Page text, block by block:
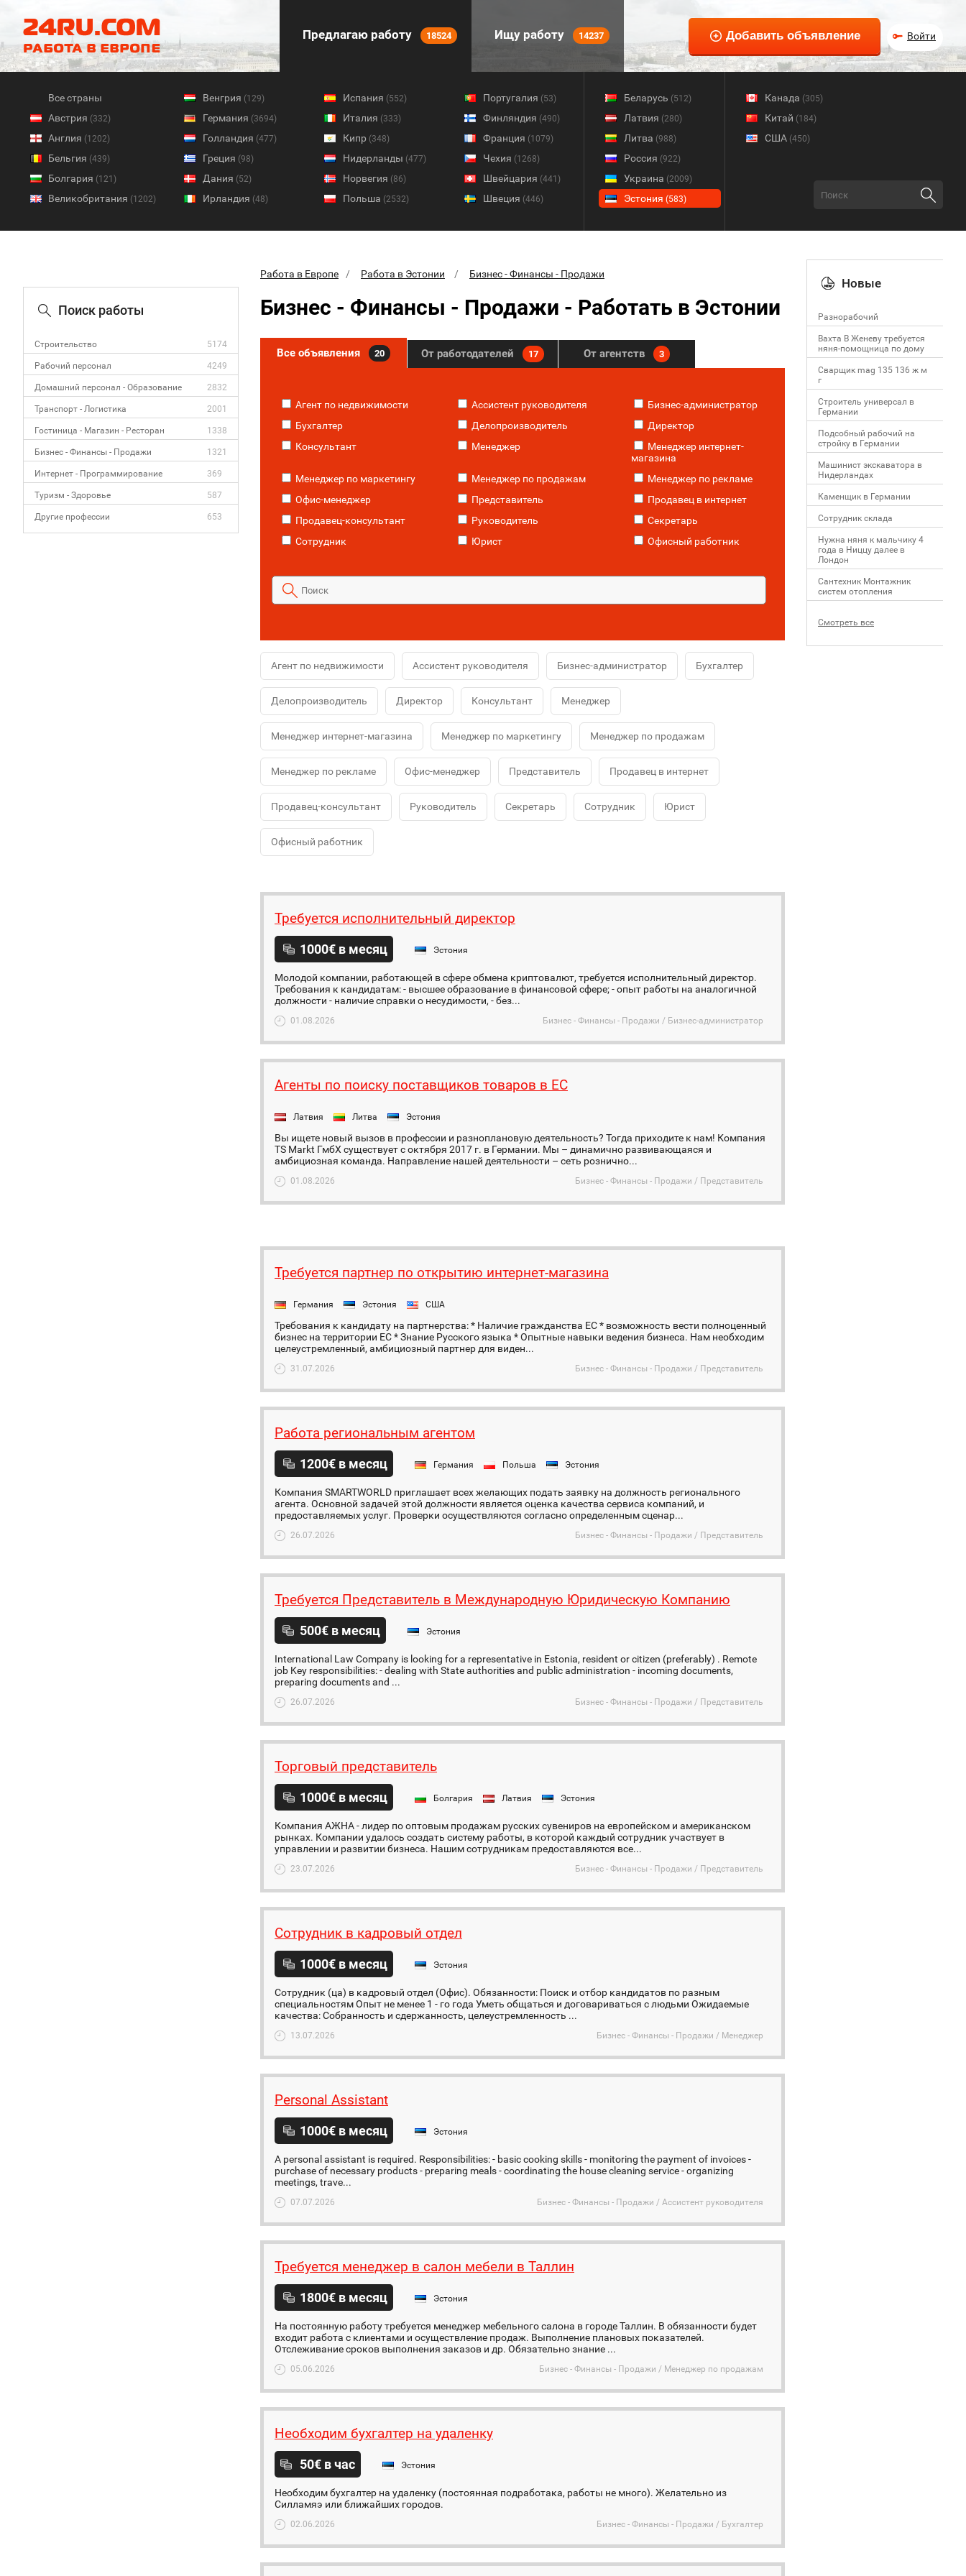
Предлагаю работу 18524 Ищу работу 14237 Войти
Все страны
Австрия (332)
Англия (1202)
Бельгия (439)
Болгария (121)
Великобритания (1202)
Венгрия (129)
Германия (3694)
Голландия (477)
Греция (98)
Дания (52)
Ирландия (48)
Испания (552)
Италия (333)
Кипр (348)
Нидерланды (477)
Норвегия (86)
Польша (2532)
Португалия (53)
Финляндия (490)
Франция (1079)
Чехия (1268)
Швейцария (441)
Швеция (446)
Беларусь (512)
Латвия (280)
Литва (988)
Россия (922)
Украина (2009)
Эстония (583)
Канада (305)
Китай (184)
США (450)
Поиск работы
Строительство 5174
Рабочий персонал 4249
Домашний персонал - Образование 2832
Транспорт - Логистика 2001
Гостиница - Магазин - Ресторан 1338
Бизнес - Финансы - Продажи 1321
Интернет - Программирование 369
Туризм - Здоровье 587
Другие профессии 653
Работа в Европе Работа в Эстонии Бизнес - Финансы - Продажи
Бизнес - Финансы - Продажи - Работать в Эстонии
Все объявления 20 От работодателей 17 От агентств 3
Агент по недвижимости Ассистент руководителя
Бизнес-администратор
Бухгалтер
Делопроизводитель
Директор
Консультант
Менеджер
Менеджер интернет-
магазина
Менеджер по маркетингу
Менеджер по продажам
Менеджер по рекламе
Офис-менеджер
Представитель
Продавец в интернет
Продавец-консультант
Руководитель
Секретарь
Сотрудник
Юрист Офисный работник
Агент по недвижимости Ассистент руководителя Бизнес-администратор Бухгалтер
Делопроизводитель Директор Консультант Менеджер
Менеджер интернет-магазина Менеджер по маркетингу Менеджер по продажам
Менеджер по рекламе Офис-менеджер Представитель Продавец в интернет
Продавец-консультант Руководитель Секретарь Сотрудник Юрист
Офисный работник
Требуется исполнительный директор
1000€ в месяц Эстония
Молодой компании, работающей в сфере обмена криптовалют, требуется исполнительный директор.
Требования к кандидатам: - высшее образование в финансовой сфере; - опыт работы на аналогичной
должности - наличие справки о несудимости, - без...
01.08.2026 Бизнес - Финансы - Продажи / Бизнес-администратор
Агенты по поиску поставщиков товаров в ЕС
Латвия Литва Эстония
Вы ищете новый вызов в профессии и разноплановую деятельность? Тогда приходите к нам! Компания
TS Markt ГмбХ существует с октября 2017 г. в Германии. Мы – динамично развивающаяся и
амбициозная команда. Направление нашей деятельности – сеть рознично...
01.08.2026 Бизнес - Финансы - Продажи / Представитель
Требуется партнер по открытию интернет-магазина
Германия Эстония США
Требования к кандидату на партнерства: * Наличие гражданства ЕС * возможность вести полноценный
бизнес на территории ЕС * Знание Русского языка * Опытные навыки ведения бизнеса. Нам необходим
целеустремленный, амбициозный партнер для виден...
31.07.2026 Бизнес - Финансы - Продажи / Представитель
Работа региональным агентом
1200€ в месяц Германия Польша Эстония
Компания SMARTWORLD приглашает всех желающих подать заявку на должность регионального
агента. Основной задачей этой должности является оценка качества сервиса компаний, и
предоставляемых услуг. Проверки осуществляются согласно определенным сценар...
26.07.2026 Бизнес - Финансы - Продажи / Представитель
Требуется Представитель в Международную Юридическую Компанию
500€ в месяц Эстония
International Law Company is looking for a representative in Estonia, resident or citizen (preferably) . Remote
job Key responsibilities: - dealing with State authorities and public administration - incoming documents,
preparing documents and ...
26.07.2026 Бизнес - Финансы - Продажи / Представитель
Торговый представитель
1000€ в месяц Болгария Латвия Эстония
Компания АЖНА - лидер по оптовым продажам русских сувениров на европейском и американском
рынках. Компании удалось создать систему работы, в которой каждый сотрудник участвует в
управлении и развитии бизнеса. Нашим сотрудникам предоставляются все...
23.07.2026 Бизнес - Финансы - Продажи / Представитель
Сoтрудник в кадровый отдел
1000€ в месяц Эстония
Сотрудник (ца) в кадровый отдел (Офис). Обязанности: Поиск и отбор кандидатов по разным
специальностям Опыт не менее 1 - го года Уметь общаться и договариваться с людьми Ожидаемые
качества: Собранность и сдержанность, целеустремленность ...
13.07.2026 Бизнес - Финансы - Продажи / Менеджер
Personal Assistant
1000€ в месяц Эстония
A personal assistant is required. Responsibilities: - basic cooking skills - monitoring the payment of invoices -
purchase of necessary products - preparing meals - coordinating the house cleaning service - organizing
meetings, trave...
07.07.2026 Бизнес - Финансы - Продажи / Ассистент руководителя
Требуется менеджер в салон мебели в Таллин
1800€ в месяц Эстония
На постоянную работу требуется менеджер мебельного салона в городе Таллин. В обязанности будет
входит работа с клиентами и осуществление продаж. Выполнение плановых показателей.
Отслеживание сроков выполнения заказов и др. Обязательно знание ...
05.06.2026 Бизнес - Финансы - Продажи / Менеджер по продажам
Необходим бухгалтер на удаленку
50€ в час Эстония
Необходим бухгалтер на удаленку (постоянная подработака, работы не много). Желательно из
Силламяэ или ближайших городов.
02.06.2026 Бизнес - Финансы - Продажи / Бухгалтер
Новые
Разнорабочий
Вахта В Женеву требуется
няня-помощница по дому
Сварщик mag 135 136 ж м
г
Строитель универсал в
Германии
Подсобный рабочий на
стройку в Германии
Машинист экскаватора в
Нидерландах
Каменщик в Германии
Сотрудник склада
Нужна няня к мальчику 4
года в Ниццу далее в
Лондон
Сантехник Монтажник
систем отопления
Смотреть все